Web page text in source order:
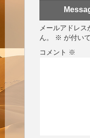
メールアドレ
ん。
※ が付い
コメント ※